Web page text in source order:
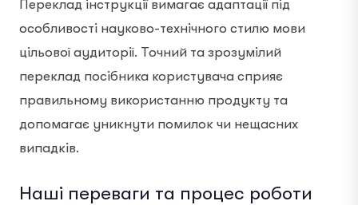
Переклад інструкції вимагає адаптації під
особливості науково-технічного стилю мови
цільової аудиторії. Точний та зрозумілий
переклад посібника користувача сприяє
правильному використанню продукту та
допомагає уникнути помилок чи нещасних
випадків.
Наші переваги та процес роботи